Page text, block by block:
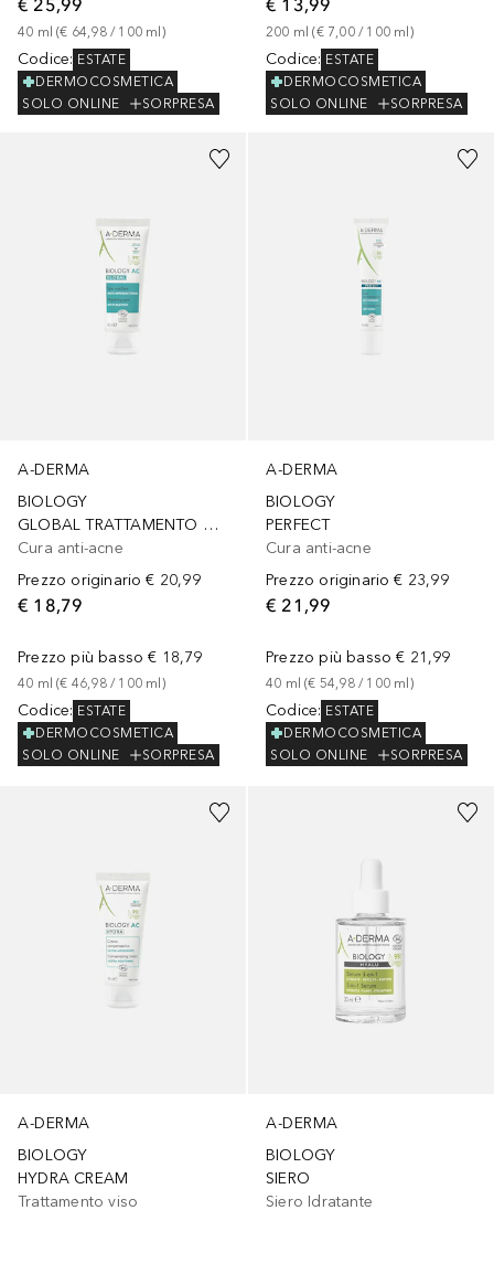
€ 25,99
40 ml (€ 64,98 / 100 ml )
Codice: ESTATE
DERMOCOSMETICA
SOLO ONLINE
SORPRESA
€ 13,99
200 ml (€ 7,00 / 100 ml )
Codice: ESTATE
DERMOCOSMETICA
SOLO ONLINE
SORPRESA
A-DERMA
BIOLOGY
GLOBAL TRATTAMENTO OPACIZZANTE
Cura anti-acne
Prezzo originario € 20,99
€ 18,79
Prezzo più basso € 18,79
40 ml (€ 46,98 / 100 ml )
Codice: ESTATE
DERMOCOSMETICA
SOLO ONLINE
SORPRESA
A-DERMA
BIOLOGY
PERFECT
Cura anti-acne
Prezzo originario € 23,99
€ 21,99
Prezzo più basso € 21,99
40 ml (€ 54,98 / 100 ml )
Codice: ESTATE
DERMOCOSMETICA
SOLO ONLINE
SORPRESA
A-DERMA
BIOLOGY
HYDRA CREAM
Trattamento viso
A-DERMA
BIOLOGY
SIERO
Siero Idratante